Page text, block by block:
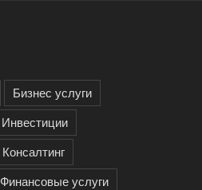
Бизнес услуги
Инвестиции
Консалтинг
Финансовые услуги